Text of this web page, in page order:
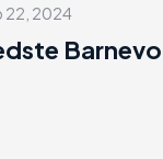
22, 2024